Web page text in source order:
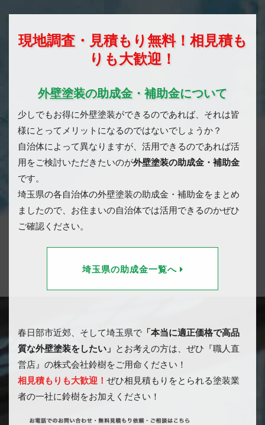
現地調査・見積もり無料！相見積も
りも大歓迎！
外壁塗装の助成金・補助金について
少しでもお得に外壁塗装ができるのであれば、それは皆
様にとってメリットになるのではないでしょうか？
自治体によって異なりますが、活用できるのであれば活
用をご検討いただきたいのが外壁塗装の助成金・補助金
です。
埼玉県の各自治体の外壁塗装の助成金・補助金をまとめ
ましたので、お住まいの自治体では活用できるのかぜひ
ご確認ください。
埼玉県の助成金一覧へ
春日部市近郊、そして埼玉県で 「本当に適正価格で高品
質な外壁塗装をしたい」
とお考えの方は、ぜひ『職人直
営店』の株式会社鈴樹をご用命ください！
相見積もりも大歓迎！ ぜひ相見積もりをとられる塗装業
者の一社に鈴樹をお加えください！